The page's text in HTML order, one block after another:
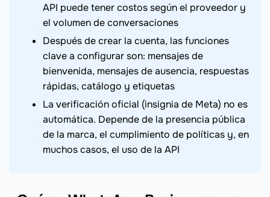
API puede tener costos según el proveedor y
el volumen de conversaciones
Después de crear la cuenta, las funciones
clave a configurar son: mensajes de
bienvenida, mensajes de ausencia, respuestas
rápidas, catálogo y etiquetas
La verificación oficial (insignia de Meta) no es
automática. Depende de la presencia pública
de la marca, el cumplimiento de políticas y, en
muchos casos, el uso de la API